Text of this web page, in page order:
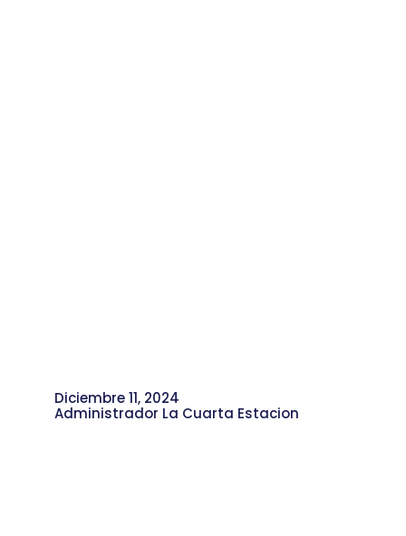
Diciembre 11, 2024
Administrador La Cuarta Estacion